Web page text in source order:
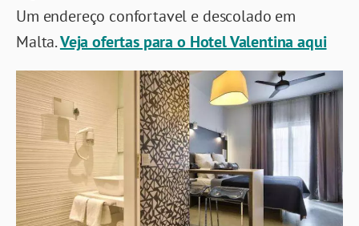
Um endereço confortavel e descolado em
Malta.Veja ofertas para o Hotel Valentina aqui